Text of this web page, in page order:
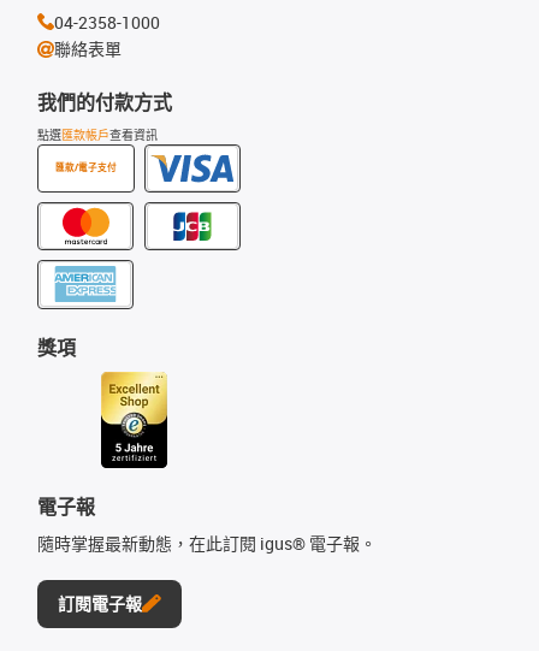
我們的付款方式
點選匯款帳戶查看資訊
匯款/電子支付
獎項
電子報
隨時掌握最新動態，在此訂閱 igus® 電子報。
訂閱電子報
04-2358-1000
聯絡表單